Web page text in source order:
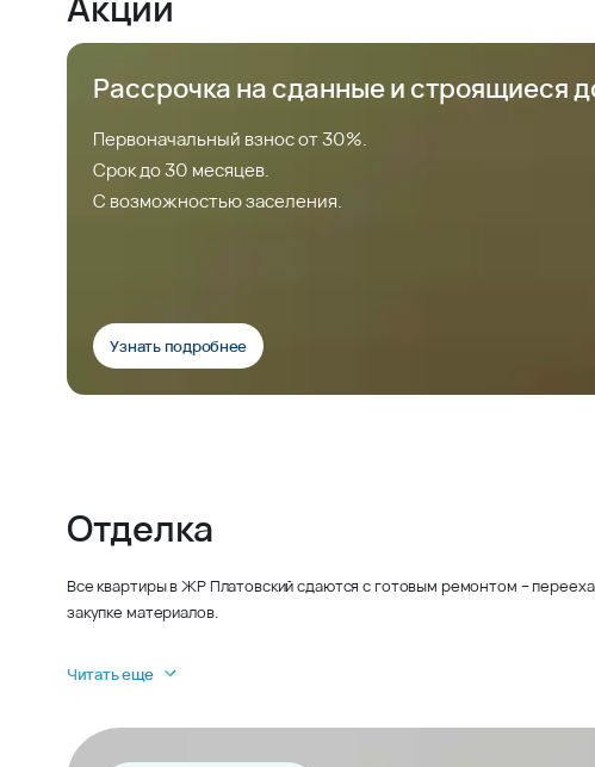
Рассрочка на сданные и строящиеся
Первоначальный взнос от 30%.
Срок до 30 месяцев.
С возможностью заселения.
Узнать подробнее
Отделка
Все квартиры в ЖР Платовский сдаются с готовым ремонтом –
закупке материалов.
Читать еще